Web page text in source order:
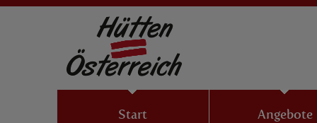
Start Angebote